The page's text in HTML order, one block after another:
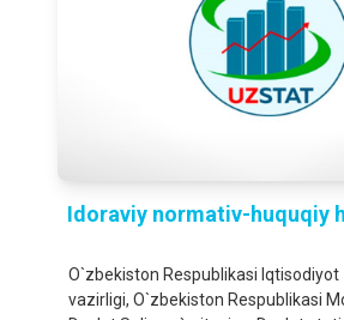
Idoraviy normativ-huquqiy
O`zbekiston Respublikasi Iqtisodiyot
vazirligi, O`zbekiston Respublikasi